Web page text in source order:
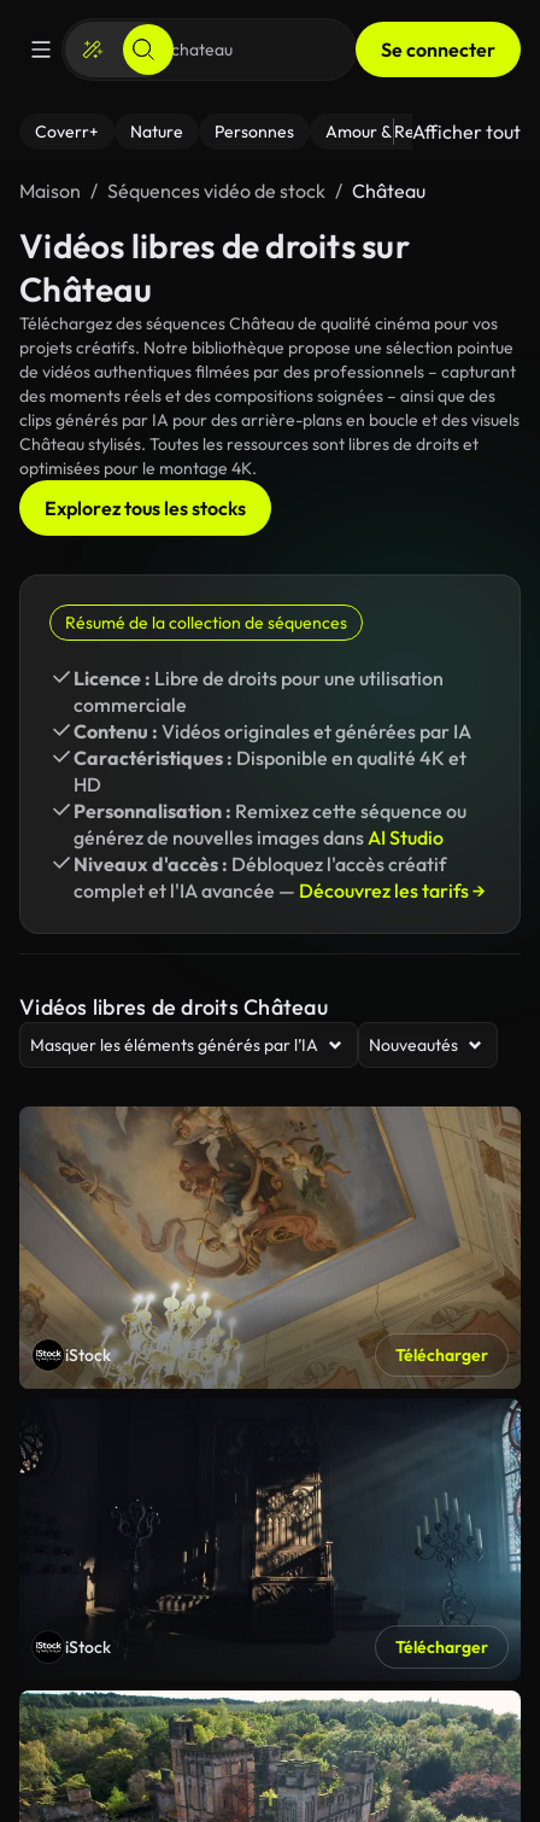
Se connecter
Coverr+ Nature Personnes Amour & Relations Le
Afficher tout
Maison Séquences vidéo de stock Château
Vidéos libres de droits sur
Château
Téléchargez des séquences Château de qualité cinéma pour vos
projets créatifs. Notre bibliothèque propose une sélection pointue
de vidéos authentiques filmées par des professionnels – capturant
des moments réels et des compositions soignées – ainsi que des
clips générés par IA pour des arrière-plans en boucle et des visuels
Château stylisés. Toutes les ressources sont libres de droits et
optimisées pour le montage 4K.
Explorez tous les stocks
Résumé de la collection de séquences
Licence : Libre de droits pour une utilisation
commerciale
Contenu : Vidéos originales et générées par IA
Caractéristiques : Disponible en qualité 4K et
HD
Personnalisation : Remixez cette séquence ou
générez de nouvelles images dansAI Studio
Niveaux d'accès : Débloquez l'accès créatif
complet et l'IA avancée — Découvrez les tarifs →
Vidéos libres de droits Château
Masquer les éléments générés par l’IA Nouveautés
iStock Télécharger
iStock Télécharger